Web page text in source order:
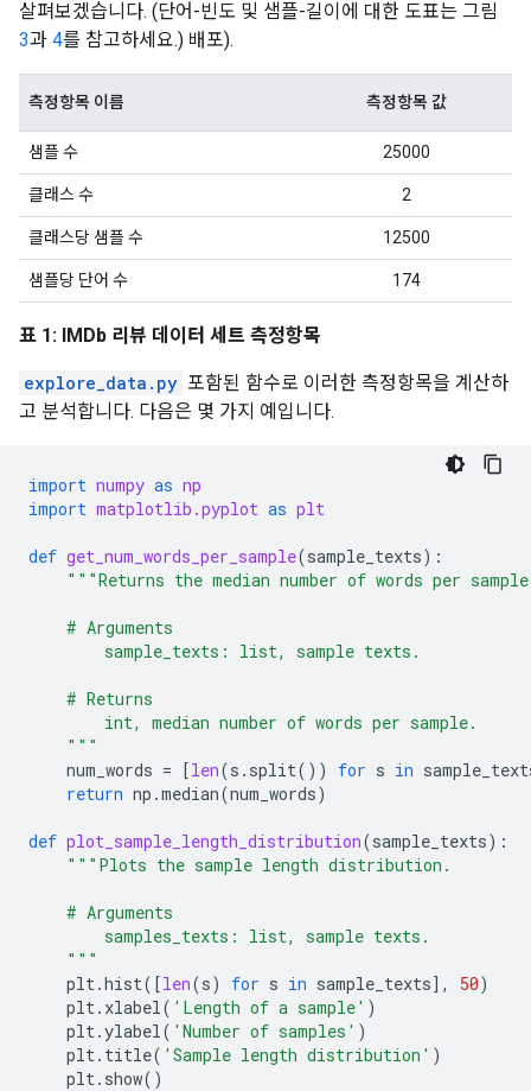
살펴보겠습니다. (단어-빈도 및 샘플-길이에 대한 도표는 그림
3과 4를 참고하세요.) 배포).
측정항목 이름 측정항목 값
샘플 수 25000
클래스 수 2
클래스당 샘플 수 12500
샘플당 단어 수 174
표 1: IMDb 리뷰 데이터 세트 측정항목
explore_data.py 포함된 함수로 이러한 측정항목을 계산하
고 분석합니다. 다음은 몇 가지 예입니다.
import numpy as np
import matplotlib.pyplot as plt
def get_num_words_per_sample(sample_texts):
"""Returns the median number of words per
    # Arguments
        sample_texts: list, sample texts.
    # Returns
        int, median number of words per sample.
    """
num_words = [len(s . split()) for s in
return np .median(num_words)
def plot_sample_length_distribution(sample_texts):
"""Plots the sample length distribution.
    # Arguments
        samples_texts: list, sample texts.
    """
plt.hist([len(s) for s in sample_texts], 50)
plt. xlabel( 'Length of a sample' )
plt.ylabel( 'Number of samples' )
plt. title( 'Sample length distribution' )
plt. show()